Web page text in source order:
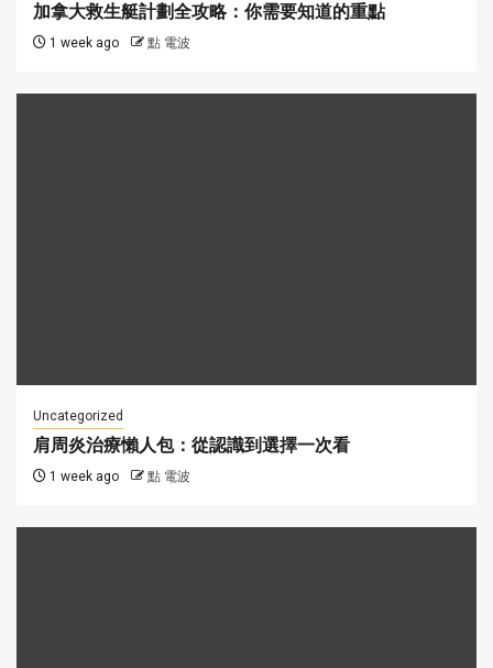
加拿大救生艇計劃全攻略：你需要知道的重點
1 week ago 點 電波
Uncategorized
肩周炎治療懶人包：從認識到選擇一次看
1 week ago 點 電波